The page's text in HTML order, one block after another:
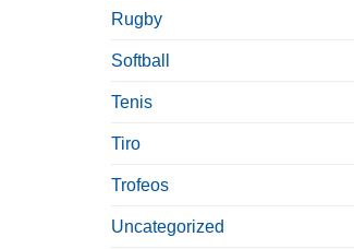
Rugby
Softball
Tenis
Tiro
Trofeos
Uncategorized